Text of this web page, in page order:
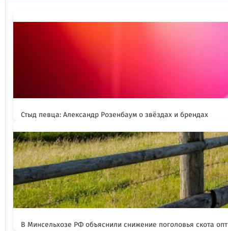
Стыд певца: Александр Розенбаум о звёздах и брендах
В Минсельхозе РФ объяснили снижение поголовья скота